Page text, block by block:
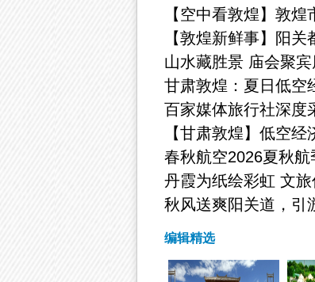
【空中看敦煌】敦
【敦煌新鲜事】阳
山水藏胜景 庙会聚
甘肃敦煌：夏日低空
百家媒体旅行社深度
【甘肃敦煌】低空
春秋航空2026夏秋
丹霞为纸绘彩虹 文
秋风送爽阳关道，引
编辑精选